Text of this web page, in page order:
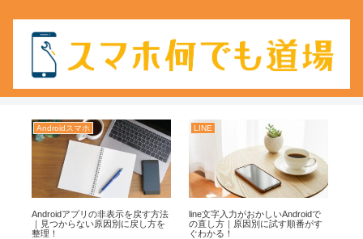
Androidスマホ
Androidアプリの非表示を戻す方法
｜見つからない原因別に戻し方を
整理！
LINE
line文字入力がおかしいAndroidで
の直し方｜原因別に試す順番がす
ぐわかる！